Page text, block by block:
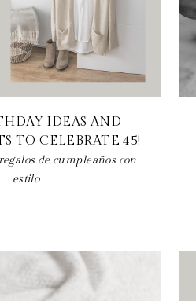
IDEAS AND
TO CELEBRATE 45!
de cumpleaños con
estilo